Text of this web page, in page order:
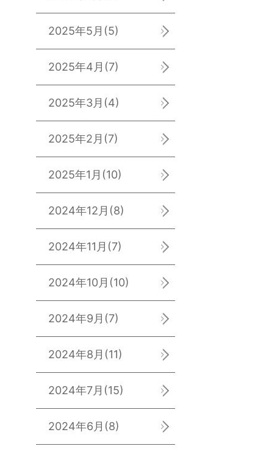
2025年5月 (5)
2025年4月 (7)
2025年3月 (4)
2025年2月 (7)
2025年1月 (10)
2024年12月 (8)
2024年11月 (7)
2024年10月 (10)
2024年9月 (7)
2024年8月 (11)
2024年7月 (15)
2024年6月 (8)